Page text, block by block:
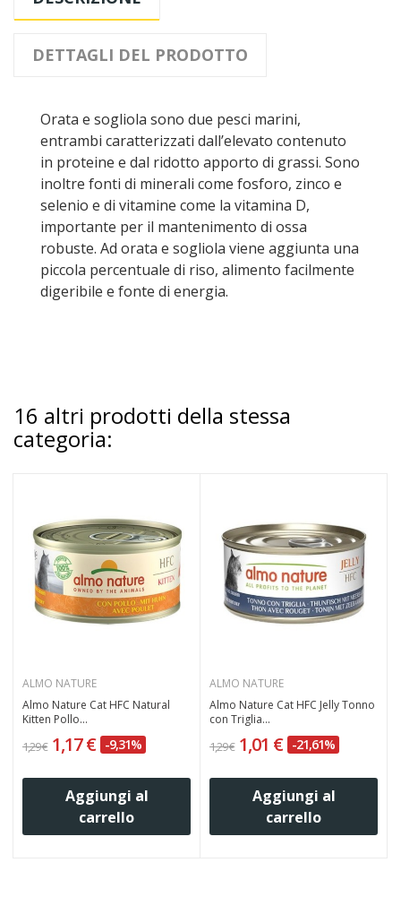
DETTAGLI DEL PRODOTTO
Orata e sogliola sono due pesci marini,
entrambi caratterizzati dall’elevato contenuto
in proteine e dal ridotto apporto di grassi. Sono
inoltre fonti di minerali come fosforo, zinco e
selenio e di vitamine come la vitamina D,
importante per il mantenimento di ossa
robuste. Ad orata e sogliola viene aggiunta una
piccola percentuale di riso, alimento facilmente
digeribile e fonte di energia.
16 altri prodotti della stessa
categoria:
ALMO NATURE
Almo Nature Cat HFC Natural
Kitten Pollo...
1,29 € 1,17 € -9,31%
Aggiungi al
carrello
ALMO NATURE
Almo Nature Cat HFC Jelly Tonno
con Triglia...
1,29 € 1,01 € -21,61%
Aggiungi al
carrello